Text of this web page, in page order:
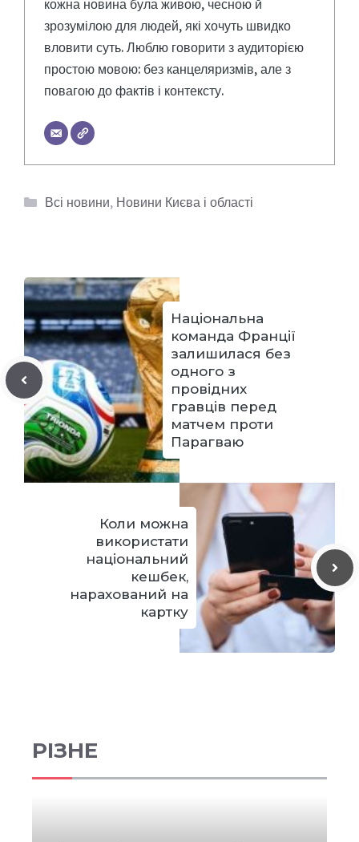
кожна новина була живою, чесною й
зрозумілою для людей, які хочуть швидко
вловити суть. Люблю говорити з аудиторією
простою мовою: без канцеляризмів, але з
повагою до фактів і контексту.
Категорії
Всі новини, Новини Києва і області
Національна
команда Франції
залишилася без
одного з
провідних
гравців перед
матчем проти
Парагваю
Коли можна
використати
національний
кешбек,
нарахований на
картку
РІЗНЕ